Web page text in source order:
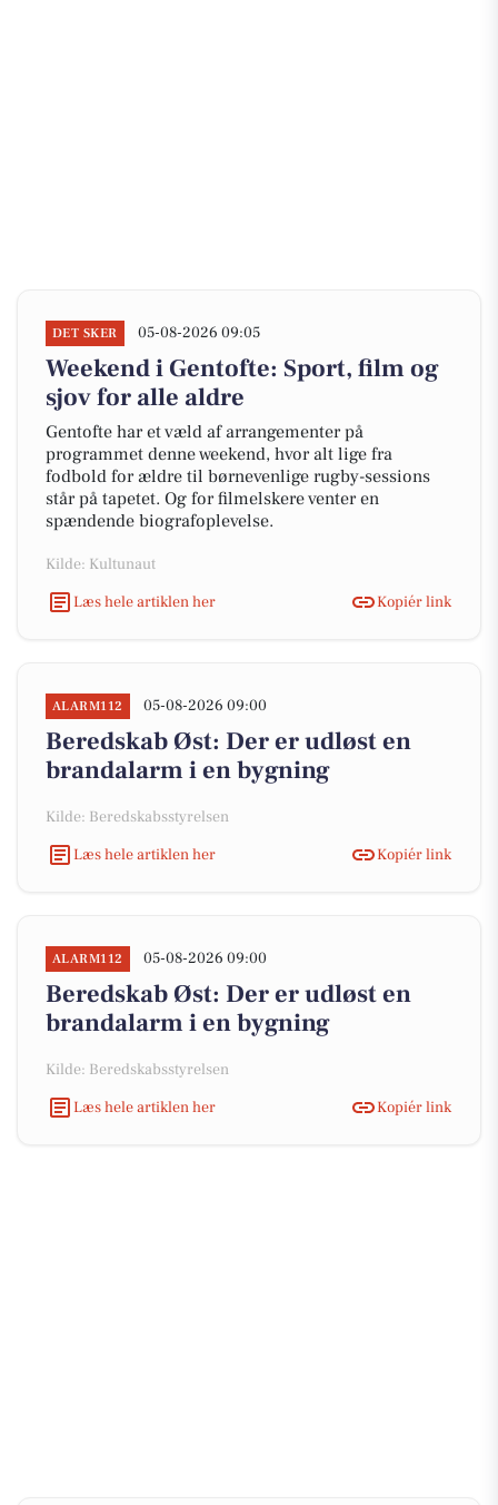
DET SKER 05-08-2026 09:05
Weekend i Gentofte: Sport, film og
sjov for alle aldre
Gentofte har et væld af arrangementer på
programmet denne weekend, hvor alt lige fra
fodbold for ældre til børnevenlige rugby-sessions
står på tapetet. Og for filmelskere venter en
spændende biografoplevelse.
Kilde: Kultunaut
Læs hele artiklen her
Kopiér link
ALARM112 05-08-2026 09:00
Beredskab Øst: Der er udløst en
brandalarm i en bygning
Kilde: Beredskabsstyrelsen
Læs hele artiklen her
Kopiér link
ALARM112 05-08-2026 09:00
Beredskab Øst: Der er udløst en
brandalarm i en bygning
Kilde: Beredskabsstyrelsen
Læs hele artiklen her
Kopiér link